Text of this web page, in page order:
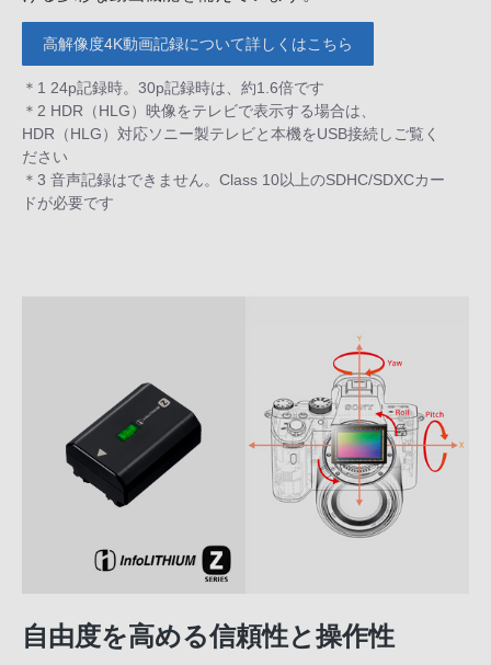
高解像度4K動画記録について詳しくはこちら
＊1 24p記録時。30p記録時は、約1.6倍です
＊2 HDR（HLG）映像をテレビで表示する場合は、
HDR（HLG）対応ソニー製テレビと本機をUSB接続しご覧く
ださい
＊3 音声記録はできません。Class 10以上のSDHC/SDXCカー
ドが必要です
自由度を高める信頼性と操作性